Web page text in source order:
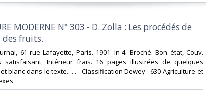
MODERNE N° 303 - D. Zolla : Les procédés de
fruits.‎
61 rue Lafayette, Paris. 1901. In-4. Broché. Bon état, Couv.
satisfaisant, Intérieur frais. 16 pages illustrées de quelques
blanc dans le texte.. . . . Classification Dewey : 630-Agriculture et